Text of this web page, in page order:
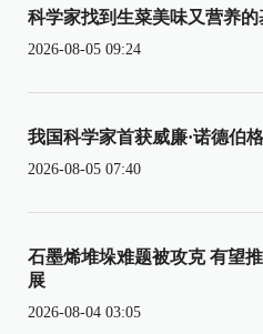
科学家找到生菜美味又营养的
2026-08-05 09:24
我国科学家首获威廉·诺德伯
2026-08-05 07:40
石墨烯堆垛难题被攻克 有望
展
2026-08-04 03:05